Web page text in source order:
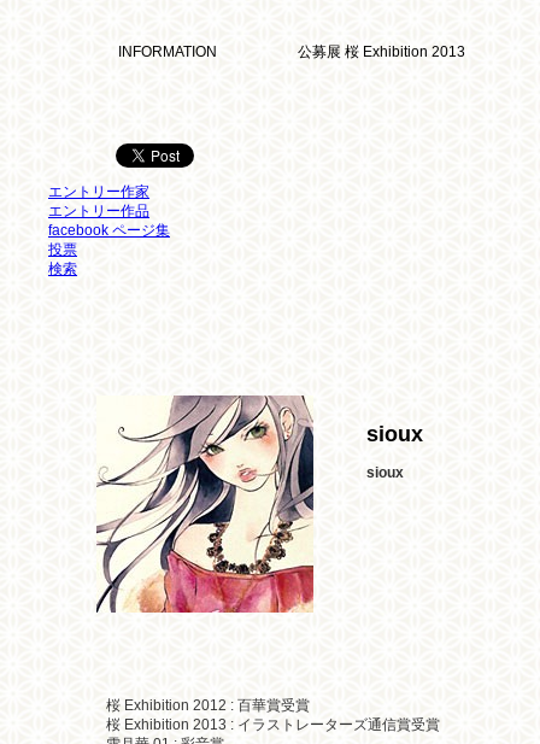
INFORMATION 公募展 桜 Exhibition 2013
エントリー作家
エントリー作品
facebook ページ集
投票
検索
sioux
sioux
桜 Exhibition 2012 : 百華賞受賞
桜 Exhibition 2013 : イラストレーターズ通信賞受賞